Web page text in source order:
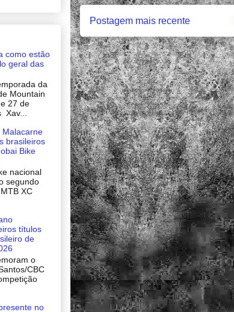
Postagem mais recente
como estão
geral das
da
Mountain
27 de
Xav...
Malacarne
brasileiros
Bike
nacional
segundo
XC
títulos
de
o
CBC
no